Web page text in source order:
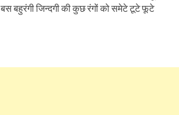
बस बहुरंगी जिन्दगी की कुछ रंगों को समेटे टूटे फूटे